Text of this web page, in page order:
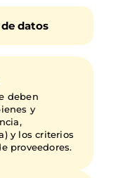
datos
deben
y
y los criterios
proveedores.